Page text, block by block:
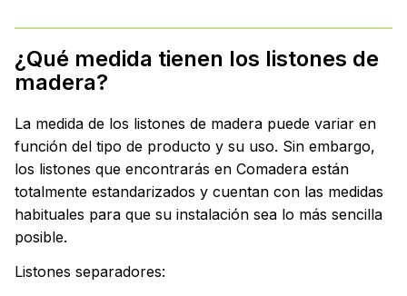
¿Qué medida tienen los listones de
madera?
La medida de los listones de madera puede variar en
función del tipo de producto y su uso. Sin embargo,
los listones que encontrarás en Comadera están
totalmente estandarizados y cuentan con las medidas
habituales para que su instalación sea lo más sencilla
posible.
Listones separadores: